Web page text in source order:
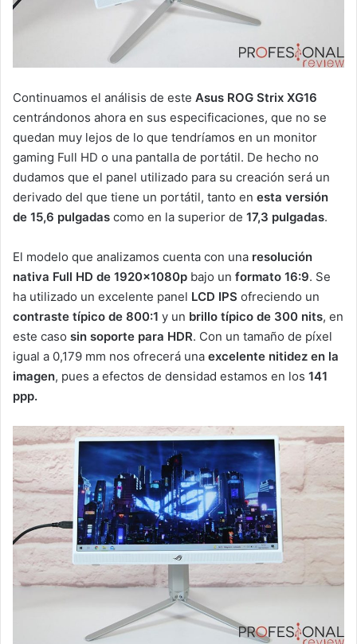
Continuamos el análisis de este Asus ROG Strix XG16
centrándonos ahora en sus especificaciones, que no se
quedan muy lejos de lo que tendríamos en un monitor
gaming Full HD o una pantalla de portátil. De hecho no
dudamos que el panel utilizado para su creación será un
derivado del que tiene un portátil, tanto en esta versión
de 15,6 pulgadas como en la superior de 17,3 pulgadas.
El modelo que analizamos cuenta con una resolución
nativa Full HD de 1920x1080p bajo un formato 16:9. Se
ha utilizado un excelente panel LCD IPS ofreciendo un
contraste típico de 800:1 y un brillo típico de 300 nits, en
este caso sin soporte para HDR. Con un tamaño de píxel
igual a 0,179 mm nos ofrecerá una excelente nitidez en la
imagen, pues a efectos de densidad estamos en los 141
ppp.